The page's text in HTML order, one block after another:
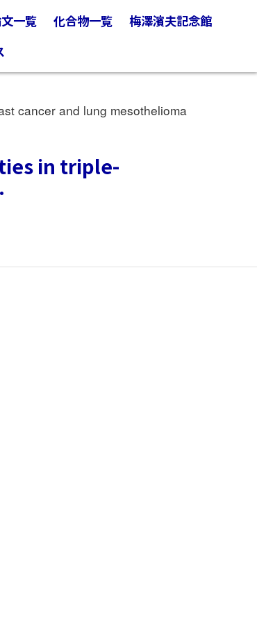
一覧 化合物一覧
梅澤濱夫記念館
cancer and lung mesothelioma
in triple-